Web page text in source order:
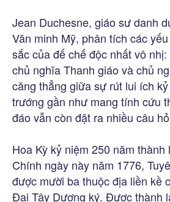
Jean Duchesne, giáo sư danh
Văn minh Mỹ, phân tích các
sắc của đế chế độc nhất vô
chủ nghĩa Thanh giáo và chủ
căng thẳng giữa sự rút lui ích
trướng gần như mang tính cứu
đáo vẫn còn đặt ra nhiều câu
Hoa Kỳ kỷ niệm 250 năm
Chính ngày này năm 1776,
được mười ba thuộc địa liền kề
Đại Tây Dương ký. Được thành